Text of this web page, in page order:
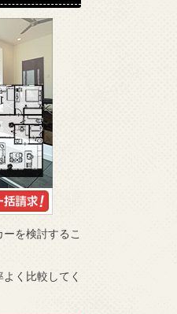
を検討するこ
く比較してく